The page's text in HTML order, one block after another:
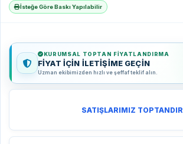
İsteğe Göre Baskı Yapılabilir
KURUMSAL TOPTAN FIYATLANDIRMA
FİYAT İÇİN İLETİŞİME GEÇİN
Uzman ekibimizden hızlı ve şeffaf teklif alın.
SATIŞLARIMIZ TOPTANDIR